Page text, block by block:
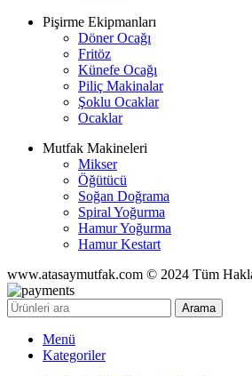
Pişirme Ekipmanları
Döner Ocağı
Fritöz
Künefe Ocağı
Piliç Makinalar
Şoklu Ocaklar
Ocaklar
Mutfak Makineleri
Mikser
Öğütücü
Soğan Doğrama
Spiral Yoğurma
Hamur Yoğurma
Hamur Kestart
www.atasaymutfak.com © 2024 Tüm
Arama
Menü
Kategoriler